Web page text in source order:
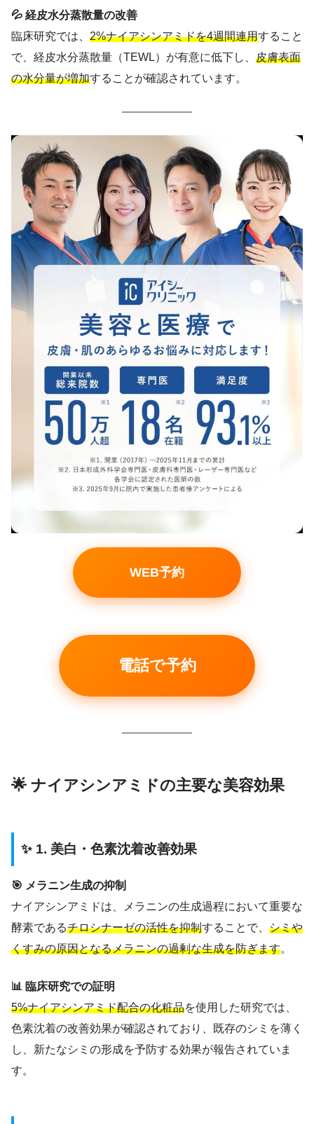
💦 経皮水分蒸散量の改善
臨床研究では、 2%ナイアシンアミドを4週間連用すること
で、経皮水分蒸散量（TEWL）が有意に低下し、 皮膚表面
の水分量が増加することが確認されています。
WEB予約
電話で予約
🌟 ナイアシンアミドの主要な美容効果
✨ 1. 美白・色素沈着改善効果
🎯 メラニン生成の抑制
ナイアシンアミドは、メラニンの生成過程において重要な
酵素であるチロシナーゼの活性を抑制することで、 シミや
くすみの原因となるメラニンの過剰な生成を防ぎます。
📊 臨床研究での証明
5%ナイアシンアミド配合の化粧品を使用した研究では、
色素沈着の改善効果が確認されており、既存のシミを薄く
し、新たなシミの形成を予防する効果が報告されていま
す。